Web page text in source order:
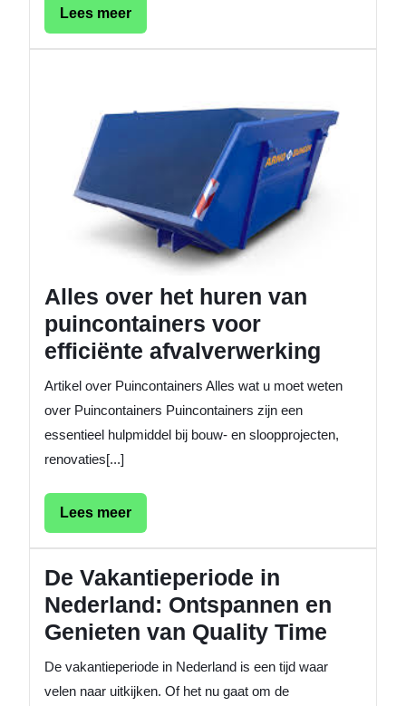
Lees meerLees
meer
Alles over het huren van
puincontainers voor
efficiënte afvalverwerking
Artikel over Puincontainers Alles wat u moet weten
over Puincontainers Puincontainers zijn een
essentieel hulpmiddel bij bouw- en sloopprojecten,
renovaties[...]
Lees meerLees
meer
De Vakantieperiode in
Nederland: Ontspannen en
Genieten van Quality Time
De vakantieperiode in Nederland is een tijd waar
velen naar uitkijken. Of het nu gaat om de